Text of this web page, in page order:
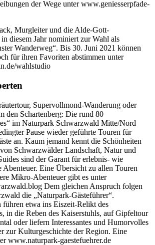
der Wege unter www.geniesserpfade-
Murgleiter und die Alde-Gott-
diesem Jahr nominiert zur Wahl als
Wanderweg“. Bis 30. Juni 2021 können
für ihren Favoriten abstimmen unter
wahlstudio
Supervollmond-Wanderung oder
den Schartenberg: Die rund 80
im Naturpark Schwarzwald Mitte/Nord
Pause wieder geführte Touren für
an. Kaum jemand kennt die Schönheiten
Schwarzwälder Landschaft, Natur und
sind der Garant für erlebnis- wie
Abenteuer. Eine Übersicht zu allen Touren
Mikro-Abenteuer gibt es unter
Dem gleichen Anspruch folgen
die „Naturpark-Gästeführer“.
führen etwa ins Eiszeit-Relikt des
in die Reben des Kaiserstuhls, auf Gipfeltour
oder liefern Interessantes und Humorvolles
zur Kulturgeschichte der Region. Eine
www.naturpark-gaestefuehrer.de